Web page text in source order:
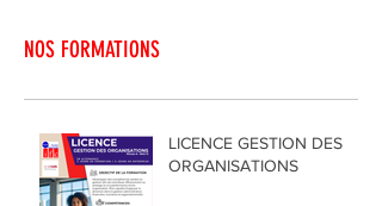
NOS FORMATIONS
LICENCE GESTION DES
ORGANISATIONS